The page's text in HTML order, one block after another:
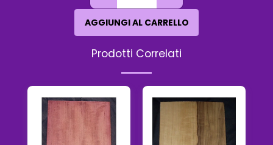
AGGIUNGI AL CARRELLO
Prodotti Correlati